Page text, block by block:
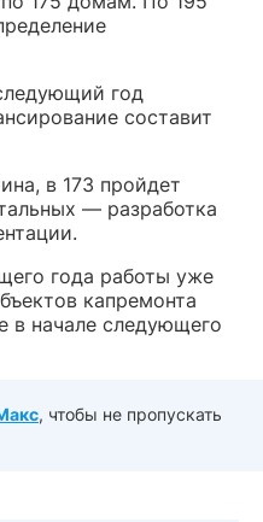
год
составит
в 173 пройдет
— разработка
года работы уже
капремонта
в начале следующего
, чтобы не пропускать